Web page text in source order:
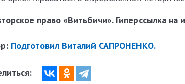
право «Витьбичи». Гиперссылка на
Подготовил Виталий САПРОНЕНКО.